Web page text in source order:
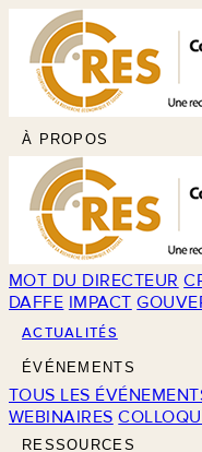
À PROPOS
MOT DU DIRECTEUR
DAFFE IMPACT
ACTUALITÉS
ÉVÉNEMENTS
TOUS LES
WEBINAIRES
RESSOURCES